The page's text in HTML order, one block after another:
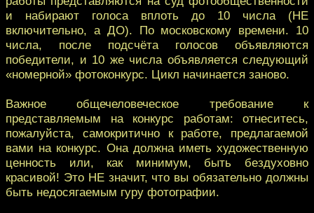
и набирают голоса вплоть до 10 числа (НЕ
включительно, а ДО). По московскому времени. 10
числа, после подсчёта голосов объявляются
победители, и 10 же числа объявляется следующий
«номерной» фотоконкурс. Цикл начинается заново.
Важное общечеловеческое требование к
представляемым на конкурс работам: отнеситесь,
пожалуйста, самокритично к работе, предлагаемой
вами на конкурс. Она должна иметь художественную
ценность или, как минимум, быть бездуховно
красивой! Это НЕ значит, что вы обязательно должны
быть недосягаемым гуру фотографии.